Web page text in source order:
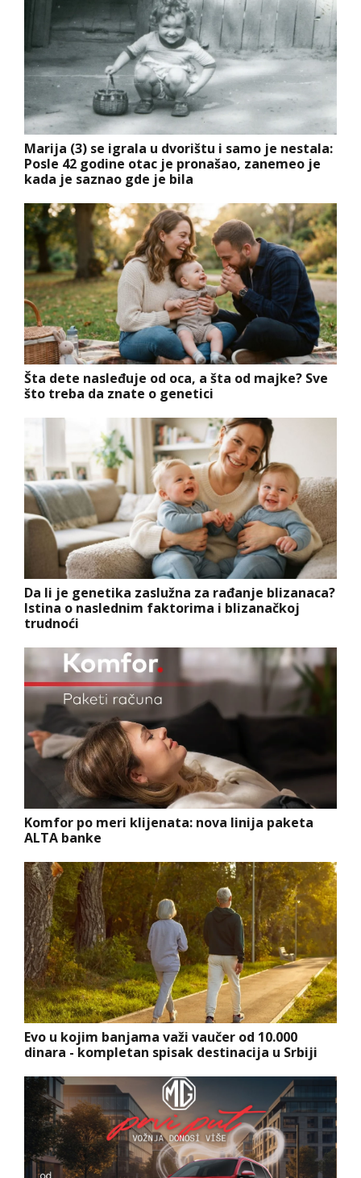
Marija (3) se igrala u dvorištu i samo je nestala:
Posle 42 godine otac je pronašao, zanemeo je
kada je saznao gde je bila
Šta dete nasleđuje od oca, a šta od majke? Sve
što treba da znate o genetici
Da li je genetika zaslužna za rađanje blizanaca?
Istina o naslednim faktorima i blizanačkoj
trudnoći
Komfor po meri klijenata: nova linija paketa
ALTA banke
Evo u kojim banjama važi vaučer od 10.000
dinara - kompletan spisak destinacija u Srbiji